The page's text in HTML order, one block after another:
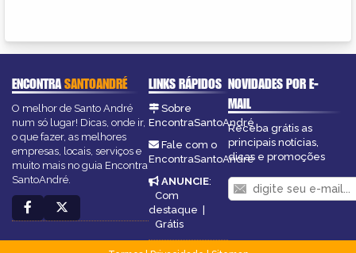
ENCONTRASANTOANDRÉ
O melhor de Santo André
num só lugar! Dicas, onde ir,
o que fazer, as melhores
empresas, locais, serviços e
muito mais no guia Encontra
SantoAndré.
LINKS RÁPIDOS
Sobre
EncontraSantoAndré
Fale com o
EncontraSantoAndré
ANUNCIE:
Com
destaque |
Grátis
NOVIDADES POR E-
MAIL
Receba grátis as
principais notícias,
dicas e promoções